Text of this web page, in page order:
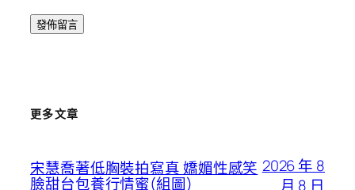
更多文章
宋慧喬著低胸裝拍寫真 嬌媚性感笑
臉甜台包養行情蜜(組圖)
2026 年 8
月 8 日